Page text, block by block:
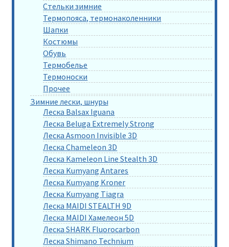
Стельки зимние
Термопояса, термонаколенники
Шапки
Костюмы
Обувь
Термобелье
Термоноски
Прочее
Зимние лески, шнуры
Леска Balsax Iguana
Леска Beluga Extremely Strong
Леска Asmoon Invisible 3D
Леска Chameleon 3D
Леска Kameleon Line Stealth 3D
Леска Kumyang Antares
Леска Kumyang Kroner
Леска Kumyang Tiagra
Леска MAIDI STEALTH 9D
Леска MAIDI Хамелеон 5D
Леска SHARK Fluorocarbon
Леска Shimano Technium